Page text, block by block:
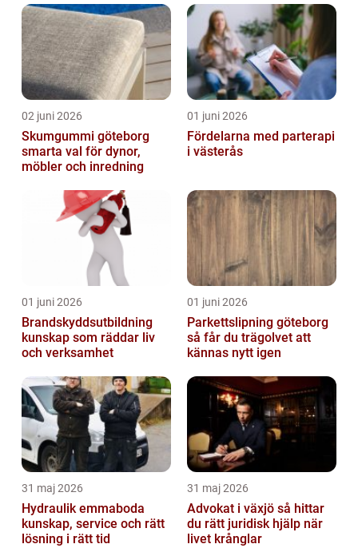
02 juni 2026
Skumgummi göteborg
smarta val för dynor,
möbler och inredning
01 juni 2026
Fördelarna med parterapi
i västerås
01 juni 2026
Brandskyddsutbildning
kunskap som räddar liv
och verksamhet
01 juni 2026
Parkettslipning göteborg
så får du trägolvet att
kännas nytt igen
31 maj 2026
Hydraulik emmaboda
kunskap, service och rätt
lösning i rätt tid
31 maj 2026
Advokat i växjö så hittar
du rätt juridisk hjälp när
livet krånglar